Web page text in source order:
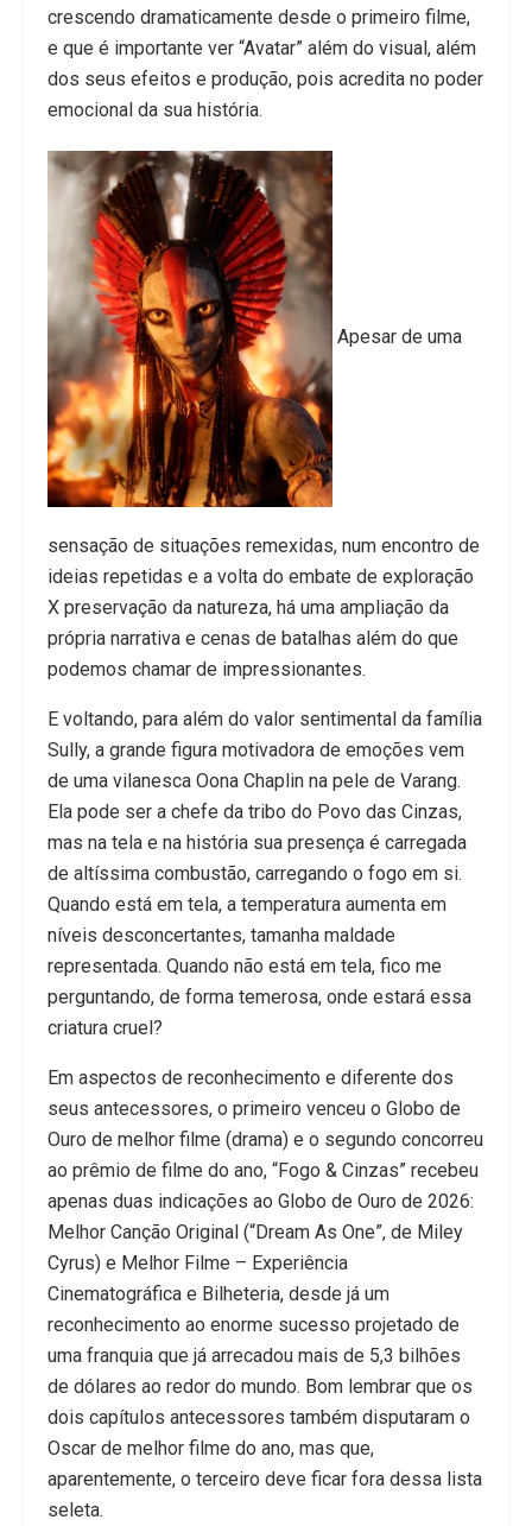
crescendo dramaticamente desde o primeiro filme,
e que é importante ver “Avatar” além do visual, além
dos seus efeitos e produção, pois acredita no poder
emocional da sua história.
Apesar de uma
sensação de situações remexidas, num encontro de
ideias repetidas e a volta do embate de exploração
X preservação da natureza, há uma ampliação da
própria narrativa e cenas de batalhas além do que
podemos chamar de impressionantes.
E voltando, para além do valor sentimental da família
Sully, a grande figura motivadora de emoções vem
de uma vilanesca Oona Chaplin na pele de Varang.
Ela pode ser a chefe da tribo do Povo das Cinzas,
mas na tela e na história sua presença é carregada
de altíssima combustão, carregando o fogo em si.
Quando está em tela, a temperatura aumenta em
níveis desconcertantes, tamanha maldade
representada. Quando não está em tela, fico me
perguntando, de forma temerosa, onde estará essa
criatura cruel?
Em aspectos de reconhecimento e diferente dos
seus antecessores, o primeiro venceu o Globo de
Ouro de melhor filme (drama) e o segundo concorreu
ao prêmio de filme do ano, “Fogo & Cinzas” recebeu
apenas duas indicações ao Globo de Ouro de 2026:
Melhor Canção Original (“Dream As One”, de Miley
Cyrus) e Melhor Filme – Experiência
Cinematográfica e Bilheteria, desde já um
reconhecimento ao enorme sucesso projetado de
uma franquia que já arrecadou mais de 5,3 bilhões
de dólares ao redor do mundo. Bom lembrar que os
dois capítulos antecessores também disputaram o
Oscar de melhor filme do ano, mas que,
aparentemente, o terceiro deve ficar fora dessa lista
seleta.